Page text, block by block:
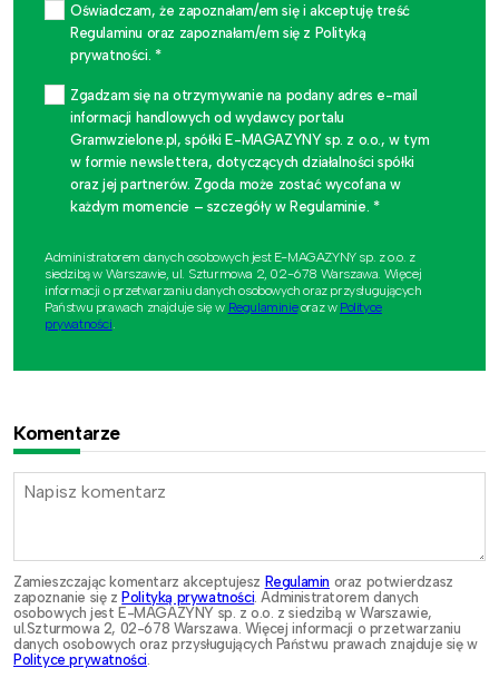
Oświadczam, że zapoznałam/em się i akceptuję treść
Regulaminu oraz zapoznałam/em się z Polityką
prywatności. *
Zgadzam się na otrzymywanie na podany adres e-mail
informacji handlowych od wydawcy portalu
Gramwzielone.pl, spółki E-MAGAZYNY sp. z o.o., w tym
w formie newslettera, dotyczących działalności spółki
oraz jej partnerów. Zgoda może zostać wycofana w
każdym momencie – szczegóły w Regulaminie. *
Administratorem danych osobowych jest E-MAGAZYNY sp. z o.o. z
siedzibą w Warszawie, ul. Szturmowa 2, 02-678 Warszawa. Więcej
informacji o przetwarzaniu danych osobowych oraz przysługujących
Państwu prawach znajduje się w Regulaminieoraz w Polityce
prywatności
Komentarze
Zamieszczając komentarz akceptujesz Regulamin oraz potwierdzasz
zapoznanie się z Polityką prywatności. Administratorem danych
osobowych jest E-MAGAZYNY sp. z o.o. z siedzibą w Warszawie,
ul.Szturmowa 2, 02-678 Warszawa. Więcej informacji o przetwarzaniu
danych osobowych oraz przysługujących Państwu prawach znajduje się w
Polityce prywatności.